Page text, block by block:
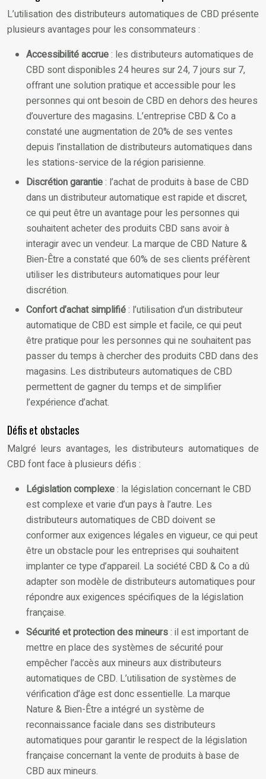
L’utilisation des distributeurs automatiques de CBD présente
plusieurs avantages pour les consommateurs :
Accessibilité accrue: les distributeurs automatiques de
CBD sont disponibles 24 heures sur 24, 7 jours sur 7,
offrant une solution pratique et accessible pour les
personnes qui ont besoin de CBD en dehors des heures
d’ouverture des magasins. L’entreprise CBD & Co a
constaté une augmentation de 20% de ses ventes
depuis l’installation de distributeurs automatiques dans
les stations-service de la région parisienne.
Discrétion garantie: l’achat de produits à base de CBD
dans un distributeur automatique est rapide et discret,
ce qui peut être un avantage pour les personnes qui
souhaitent acheter des produits CBD sans avoir à
interagir avec un vendeur. La marque de CBD Nature &
Bien-Être a constaté que 60% de ses clients préfèrent
utiliser les distributeurs automatiques pour leur
discrétion.
Confort d’achat simplifié: l’utilisation d’un distributeur
automatique de CBD est simple et facile, ce qui peut
être pratique pour les personnes qui ne souhaitent pas
passer du temps à chercher des produits CBD dans des
magasins. Les distributeurs automatiques de CBD
permettent de gagner du temps et de simplifier
l’expérience d’achat.
Défis et obstacles
Malgré leurs avantages, les distributeurs automatiques de
CBD font face à plusieurs défis :
Législation complexe: la législation concernant le CBD
est complexe et varie d’un pays à l’autre. Les
distributeurs automatiques de CBD doivent se
conformer aux exigences légales en vigueur, ce qui peut
être un obstacle pour les entreprises qui souhaitent
implanter ce type d’appareil. La société CBD & Co a dû
adapter son modèle de distributeurs automatiques pour
répondre aux exigences spécifiques de la législation
française.
Sécurité et protection des mineurs: il est important de
mettre en place des systèmes de sécurité pour
empêcher l’accès aux mineurs aux distributeurs
automatiques de CBD. L’utilisation de systèmes de
vérification d’âge est donc essentielle. La marque
Nature & Bien-Être a intégré un système de
reconnaissance faciale dans ses distributeurs
automatiques pour garantir le respect de la législation
française concernant la vente de produits à base de
CBD aux mineurs.